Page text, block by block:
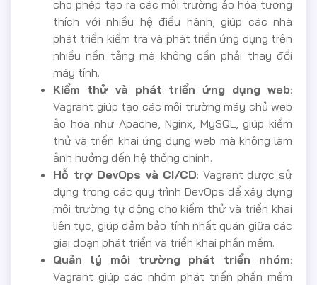
cho phép tạo ra các môi trường ảo hóa tương
thích với nhiều hệ điều hành, giúp các nhà
phát triển kiểm tra và phát triển ứng dụng trên
nhiều nền tảng mà không cần phải thay đổi
máy tính.
Kiểm thử và phát triển ứng dụng web:
Vagrant giúp tạo các môi trường máy chủ web
ảo hóa như Apache, Nginx, MySQL, giúp kiểm
thử và triển khai ứng dụng web mà không làm
ảnh hưởng đến hệ thống chính.
Hỗ trợ DevOps và CI/CD: Vagrant được sử
dụng trong các quy trình DevOps để xây dựng
môi trường tự động cho kiểm thử và triển khai
liên tục, giúp đảm bảo tính nhất quán giữa các
giai đoạn phát triển và triển khai phần mềm.
Quản lý môi trường phát triển nhóm:
Vagrant giúp các nhóm phát triển phần mềm